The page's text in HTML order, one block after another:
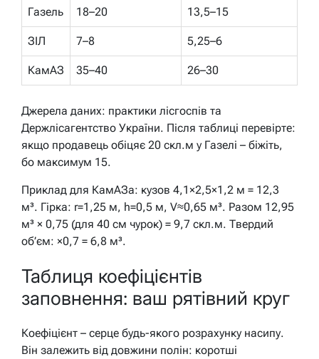
Газель 18–20 13,5–15
ЗІЛ 7–8 5,25–6
КамАЗ 35–40 26–30
Джерела даних: практики лісгоспів та
Держлісагентство України. Після таблиці перевірте:
якщо продавець обіцяє 20 скл.м у Газелі – біжіть,
бо максимум 15.
Приклад для КамАЗа: кузов 4,1×2,5×1,2 м = 12,3
м³. Гірка: r=1,25 м, h=0,5 м, V≈0,65 м³. Разом 12,95
м³ × 0,75 (для 40 см чурок) = 9,7 скл.м. Твердий
об’єм: ×0,7 = 6,8 м³.
Таблиця коефіцієнтів
заповнення: ваш рятівний круг
Коефіцієнт – серце будь-якого розрахунку насипу.
Він залежить від довжини полін: коротші